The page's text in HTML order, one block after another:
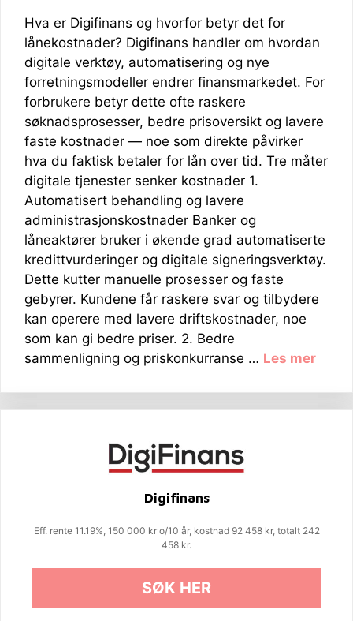
Hva er Digifinans og hvorfor betyr det for
lånekostnader? Digifinans handler om hvordan
digitale verktøy, automatisering og nye
forretningsmodeller endrer finansmarkedet. For
forbrukere betyr dette ofte raskere
søknadsprosesser, bedre prisoversikt og lavere
faste kostnader — noe som direkte påvirker
hva du faktisk betaler for lån over tid. Tre måter
digitale tjenester senker kostnader 1.
Automatisert behandling og lavere
administrasjonskostnader Banker og
låneaktører bruker i økende grad automatiserte
kredittvurderinger og digitale signeringsverktøy.
Dette kutter manuelle prosesser og faste
gebyrer. Kundene får raskere svar og tilbydere
kan operere med lavere driftskostnader, noe
som kan gi bedre priser. 2. Bedre
sammenligning og priskonkurranse … Les mer
Digifinans
Eff. rente 11.19%, 150 000 kr o/10 år, kostnad 92 458 kr, totalt 242
458 kr.
SØK HER